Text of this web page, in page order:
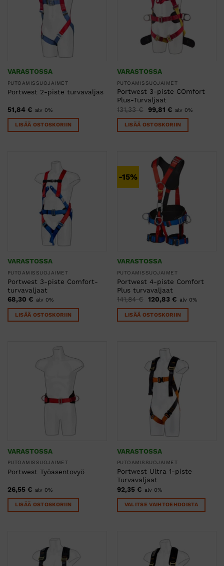
VARASTOSSA
PUTOAMISSUOJAIMET
Portwest 2-piste turvavaljas
51,84 € alv 0%
LISÄÄ OSTOSKORIIN
VARASTOSSA
PUTOAMISSUOJAIMET
Portwest 3-piste COmfort
Plus-Turvaljaat
131,33€ Alkuperäinen
hinta
oli:
131,33 €.
99,81 €Nykyinen
on:
99,81 €.
alv 0%
LISÄÄ OSTOSKORIIN
VARASTOSSA
PUTOAMISSUOJAIMET
Portwest 3-piste Comfort-
turvavaljaat
68,30 € alv 0%
LISÄÄ OSTOSKORIIN
-15%
VARASTOSSA
PUTOAMISSUOJAIMET
Portwest 4-piste Comfort
Plus turvavaljaat
141,84€ Alkuperäinen
hinta
oli:
141,84 €.
120,83 €Nykyinen
on:
120,83 €.
alv 0%
LISÄÄ OSTOSKORIIN
VARASTOSSA
PUTOAMISSUOJAIMET
Portwest Työasentovyö
26,55 € alv 0%
LISÄÄ OSTOSKORIIN
VARASTOSSA
PUTOAMISSUOJAIMET
Portwest Ultra 1-piste
Turvavaljaat
92,35 € alv 0%
VALITSE VAIHTOEHDOISTA
muunnelma.